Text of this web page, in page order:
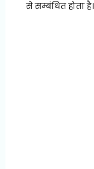
से सम्बंधित होता है।